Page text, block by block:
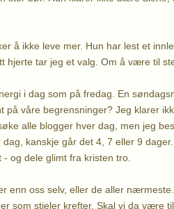
å ikke leve mer. Hun har lest et
hjerte tar jeg et valg. Om å være til
i dag som på fredag. En
på våre begrensninger? Jeg klarer
alle blogger hver dag, men jeg
kanskje går det 4, 7 eller 9
og dele glimt fra kristen tro.
enn oss selv, eller de aller
som stjeler krefter. Skal vi da være